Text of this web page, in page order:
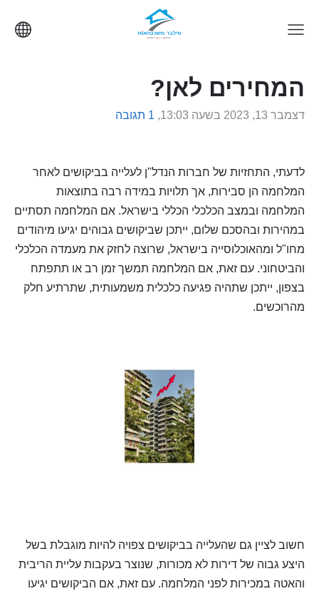
המחירים לאן?
דצמבר 13, 2023 בשעה 13:03, 1 תגובה
לדעתי, התחזיות של חברות הנדל"ן לעלייה בביקושים לאחר
המלחמה הן סבירות, אך תלויות במידה רבה בתוצאות
המלחמה ובמצב הכלכלי הכללי בישראל. אם המלחמה תסתיים
במהירות ובהסכם שלום, ייתכן שביקושים גבוהים יגיעו מיהודים
מחו"ל ומהאוכלוסייה בישראל, שרוצה לחזק את מעמדה הכלכלי
והביטחוני. עם זאת, אם המלחמה תמשך זמן רב או תתפתח
בצפון, ייתכן שתהיה פגיעה כלכלית משמעותית, שתרתיע חלק
מהרוכשים.
חשוב לציין גם שהעלייה בביקושים צפויה להיות מוגבלת בשל
היצע גבוה של דירות לא מכורות, שנוצר בעקבות עליית הריבית
והאטה במכירות לפני המלחמה. עם זאת, אם הביקושים יגיעו